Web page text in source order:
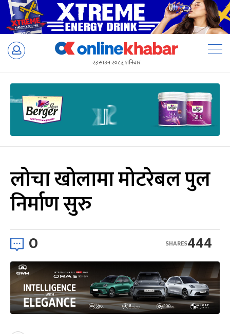
Skip
२३ साउन २०८३, शनिबार
लोचा खोलामा मोटरेबल पुल
निर्माण सुरु
0 444
SHARES